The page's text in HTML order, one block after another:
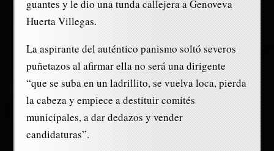
guantes y le dio una tunda callejera a Genoveva
Huerta Villegas.
La aspirante del auténtico panismo soltó severos
puñetazos al afirmar ella no será una dirigente
“que se suba en un ladrillito, se vuelva loca, pierda
la cabeza y empiece a destituir comités
municipales, a dar dedazos y vender
candidaturas”.